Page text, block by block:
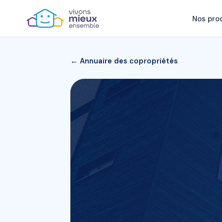
Nos
← Annuaire des copropriétés